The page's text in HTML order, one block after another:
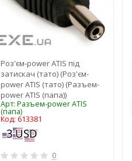
Роз'єм-power ATIS під
затискач (тато) (Роз'єм-
power ATIS (тато) (Разъем-
power ATIS (папа))
Арт: Разъем-power ATIS
(папа)
Код: 613381
0